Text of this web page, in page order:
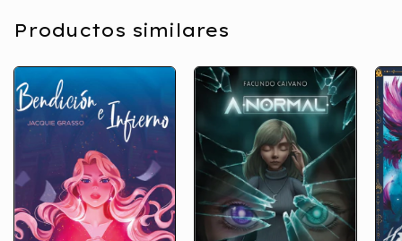
Productos similares